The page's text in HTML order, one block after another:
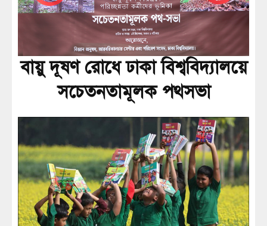
বায়ু দূষণ রোধে ঢাকা বিশ্ববিদ্যালয়ে
সচেতনতামূলক পথসভা